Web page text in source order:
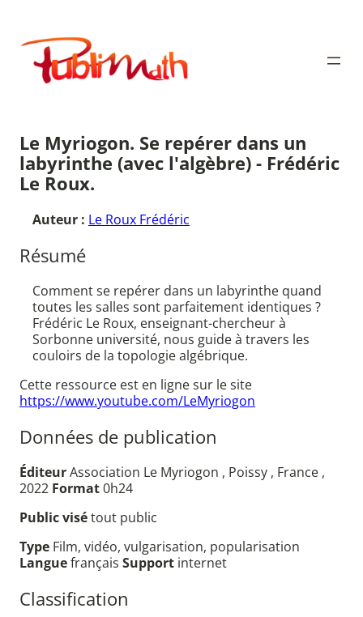
contenu
Publimath
Le Myriogon. Se repérer dans un
labyrinthe (avec l'algèbre) - Frédéric
Le Roux.
Auteur : Le Roux Frédéric
Résumé
Comment se repérer dans un labyrinthe quand
toutes les salles sont parfaitement identiques ?
Frédéric Le Roux, enseignant-chercheur à
Sorbonne université, nous guide à travers les
couloirs de la topologie algébrique.
Cette ressource est en ligne sur le site
https://www.youtube.com/LeMyriogon
Données de publication
ÉditeurAssociation Le Myriogon , Poissy , France ,
2022 Format0h24
Public visétout public
Type Film, vidéo, vulgarisation, popularisation
Languefrançais Support internet
Classification